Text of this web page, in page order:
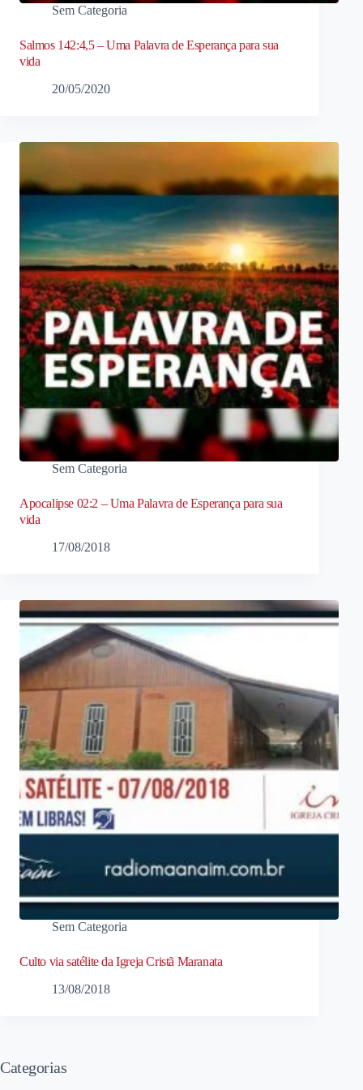
Sem Categoria
Salmos 142:4,5 – Uma Palavra de Esperança para sua
vida
20/05/2020
Sem Categoria
Apocalipse 02:2 – Uma Palavra de Esperança para sua
vida
17/08/2018
Sem Categoria
Culto via satélite da Igreja Cristã Maranata
13/08/2018
Categorias